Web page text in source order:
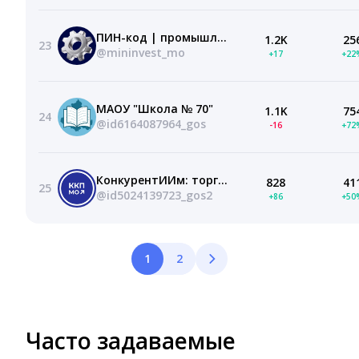
23
ПИН-код | промышленность, инвестиции, наука
@mininvest_mo
1.2K
+17
24
МАОУ "Школа № 70"
@id6164087964_gos
1.1K
-16
25
КонкурентИИм: торги и закупки Подмосковья
@id5024139723_gos2
828
+86
1 2
Часто задаваемые